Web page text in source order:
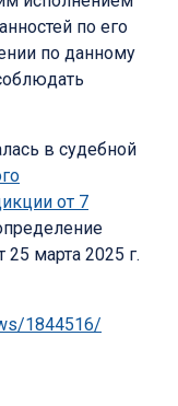
по его
по данному
в судебной
от 7
25 марта 2025 г.
1844516/